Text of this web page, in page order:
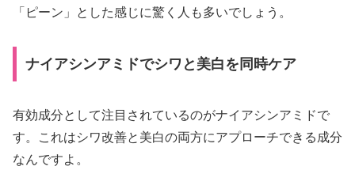
「ピーン」とした感じに驚く人も多いでしょう。
ナイアシンアミドでシワと美白を同時ケア
有効成分として注目されているのがナイアシンアミドで
す。これはシワ改善と美白の両方にアプローチできる成分
なんですよ。